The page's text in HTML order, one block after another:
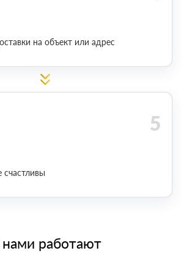
на объект или адрес
счастливы
работают